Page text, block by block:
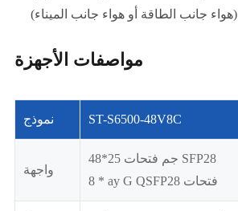
مواصفات الأجهزة
نموذج ST-S6500-48V8C
واجهة
48*25 جم فتحات SFP28
8 * ay G QSFP28 فتحات